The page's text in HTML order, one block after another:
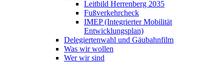
Leitbild Herrenberg 2035
Fußverkehrcheck
IMEP (Integrierter Mobilität
Entwicklungsplan)
Delegiertenwahl und Gäubahnfilm
Was wir wollen
Wer wir sind